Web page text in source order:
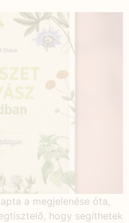
a megjelenése óta,
hogy segíthetek